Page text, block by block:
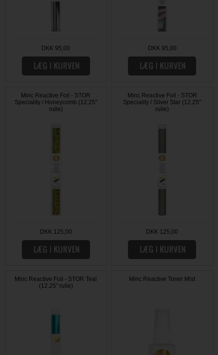
DKK 95,00 DKK 95,00
Minc Reactive Foil - STOR
Speciality / Honeycomb (12.25"
rulle)
DKK 125,00
Minc Reactive Foil - STOR
Speciality / Silver Star (12.25"
rulle)
DKK 125,00
Minc Reactive Foil - STOR Teal
(12.25" rulle)
Minc Reactive Toner Mist